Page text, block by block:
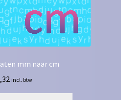
mm naar cm
incl. btw